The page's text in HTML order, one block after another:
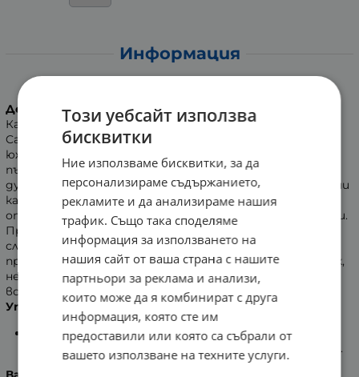
Информация
Действие
Какаото на прах се извлича от зърната на Theobroma
Cacao - дърво, което расте на плодородна почва в
южноамериканските дъждовни гори. Какао
първоначално е използвано от ацтеките и майте в
духовните ритуали. Произвежда се от 100% органични
какаови зърна от Перу, събрани от дървета,
отглеждани на богати на минерални вулканични почви.
Прахът се извлича от ферментирали и изсушени на
слънце зърна чрез традиционния процес на студено
пресоване. Това води до 100% чист и суров какаов прах,
неподправен, неподсладен и все още опакован с
всичките му естествени фитонутриенти.
Употреба
Прибавете към мляко или суперхрани, като
съставка за различни видове рецепти и сладкиши.
Този уебсайт използва
бисквитки
Ние използваме бисквитки, за да
персонализираме съдържанието,
рекламите и да анализираме нашия
трафик. Също така споделяме
информация за използването на
нашия сайт от ваша страна с нашите
партньори за реклама и анализи,
които може да я комбинират с друга
информация, която сте им
предоставили или която са събрали от
вашето използване на техните услуги.